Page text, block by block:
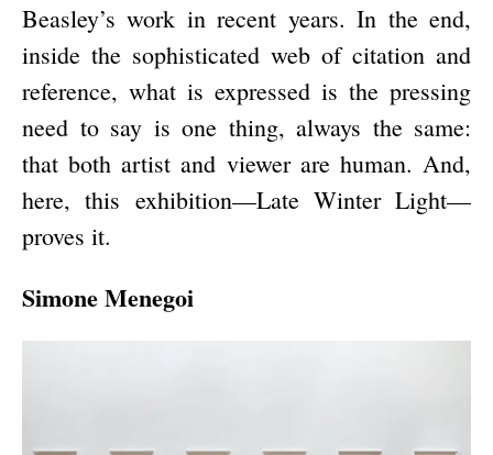
Beasley’s work in recent years. In the end,
inside the sophisticated web of citation and
reference, what is expressed is the pressing
need to say is one thing, always the same:
that both artist and viewer are human. And,
here, this exhibition—Late Winter Light—
proves it.
Simone Menegoi